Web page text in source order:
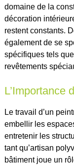
domaine de la
décoration
restent constants.
également de se
spécifiques tels
revêtements
L’Importance
Le travail d’un
embellir les
entretenir les
tant qu’artisan
bâtiment joue un